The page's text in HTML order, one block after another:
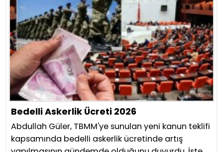
Bedelli Askerlik Ücreti 2026
Abdullah Güler, TBMM'ye sunulan yeni kanun teklifi
kapsamında bedelli askerlik ücretinde artış